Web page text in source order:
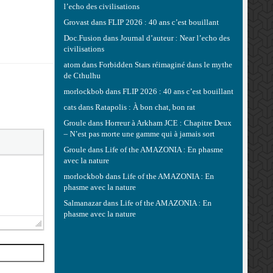
l’echo des civilisations
Grovastdans FLIP 2026 : 40 ans c’est bouillant
Doc.Fusiondans Journal d’auteur : Near l’echo des
civilisations
atomdans Forbidden Stars réimaginé dans le mythe
de Cthulhu
morlockbob dans FLIP 2026 : 40 ans c’est bouillant
catsdans Ratapolis : À bon chat, bon rat
Grouledans Horreur à Arkham JCE : Chapitre Deux
– N’est pas morte une gamme qui à jamais sort
Grouledans Life of the AMAZONIA : En phasme
avec la nature
morlockbob dans Life of the AMAZONIA : En
phasme avec la nature
Salmanazardans Life of the AMAZONIA : En
phasme avec la nature